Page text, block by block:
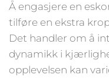
Å engasjere en
tilføre en ekstra
Det handler om å
dynamikk i
opplevelsen kan